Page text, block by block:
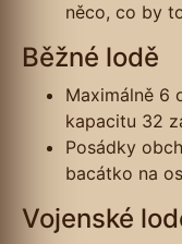
něco, co by
Běžné lodě
Maximálně 6
kapacitu 32
Posádky
bacátko na
Vojenské